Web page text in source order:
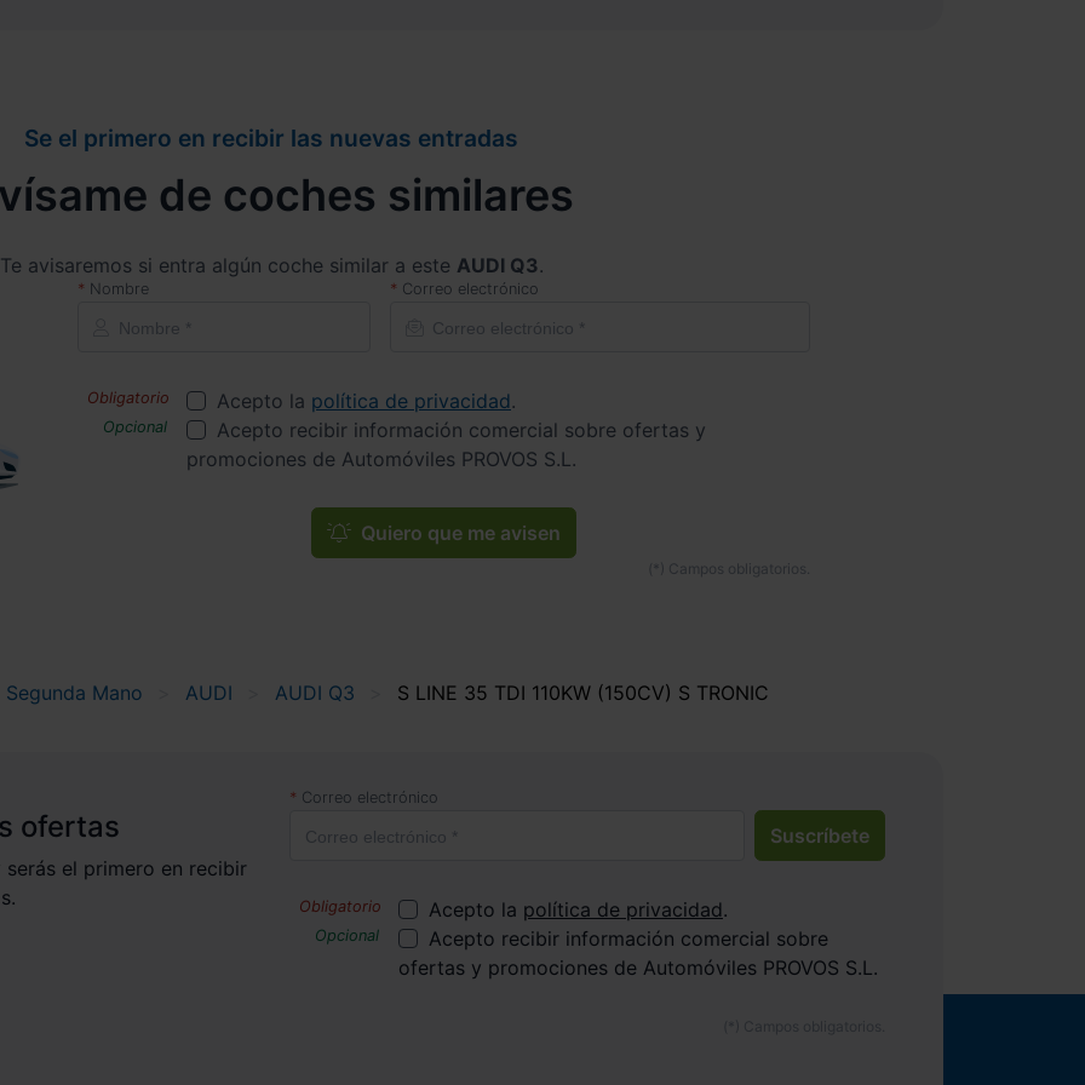
Se el primero en recibir las nuevas entradas
de coches similares
Te avisaremos si entra algún coche similar a este AUDI Q3.
Nombre Correo electrónico
Acepto la política de privacidad.
Acepto recibir información comercial sobre ofertas y
promociones de Automóviles PROVOS S.L.
Quiero que me avisen
Mano AUDI AUDI Q3 S LINE 35 TDI 110KW (150CV) S TRONIC
ofertas
el primero en recibir
Correo electrónico
Suscríbete
Acepto la política de privacidad.
Acepto recibir información comercial sobre
ofertas y promociones de Automóviles PROVOS S.L.